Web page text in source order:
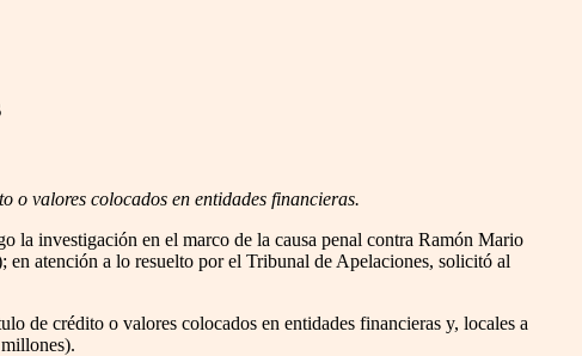
o valores colocados en entidades financieras.
la investigación en el marco de la causa penal contra Ramón Mario
atención a lo resuelto por el Tribunal de Apelaciones, solicitó al
de crédito o valores colocados en entidades financieras y, locales a